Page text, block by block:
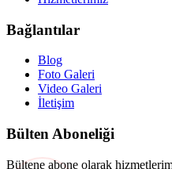
Bağlantılar
Blog
Foto Galeri
Video Galeri
İletişim
Bülten Aboneliği
Bültene abone olarak